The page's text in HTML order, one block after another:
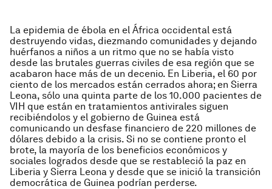
La epidemia de ébola en el África occidental está
destruyendo vidas, diezmando comunidades y dejando
huérfanos a niños a un ritmo que no se había visto
desde las brutales guerras civiles de esa región que se
acabaron hace más de un decenio. En Liberia, el 60 por
ciento de los mercados están cerrados ahora; en Sierra
Leona, sólo una quinta parte de los 10.000 pacientes de
VIH que están en tratamientos antivirales siguen
recibiéndolos y el gobierno de Guinea está
comunicando un desfase financiero de 220 millones de
dólares debido a la crisis. Si no se contiene pronto el
brote, la mayoría de los beneficios económicos y
sociales logrados desde que se restableció la paz en
Liberia y Sierra Leona y desde que se inició la transición
democrática de Guinea podrían perderse.